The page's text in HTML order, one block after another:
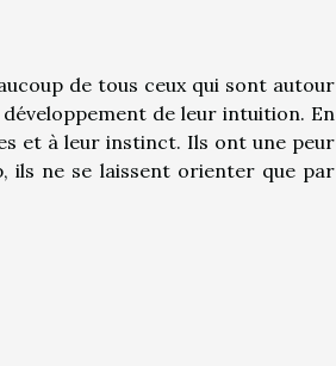
de tous ceux qui sont autour
de leur intuition. En
et à leur instinct. Ils ont une peur
ils ne se laissent orienter que par